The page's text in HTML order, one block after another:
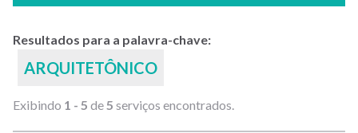
Resultados para a palavra-chave:
ARQUITETÔNICO
Exibindo 1 - 5 de5 serviços encontrados.